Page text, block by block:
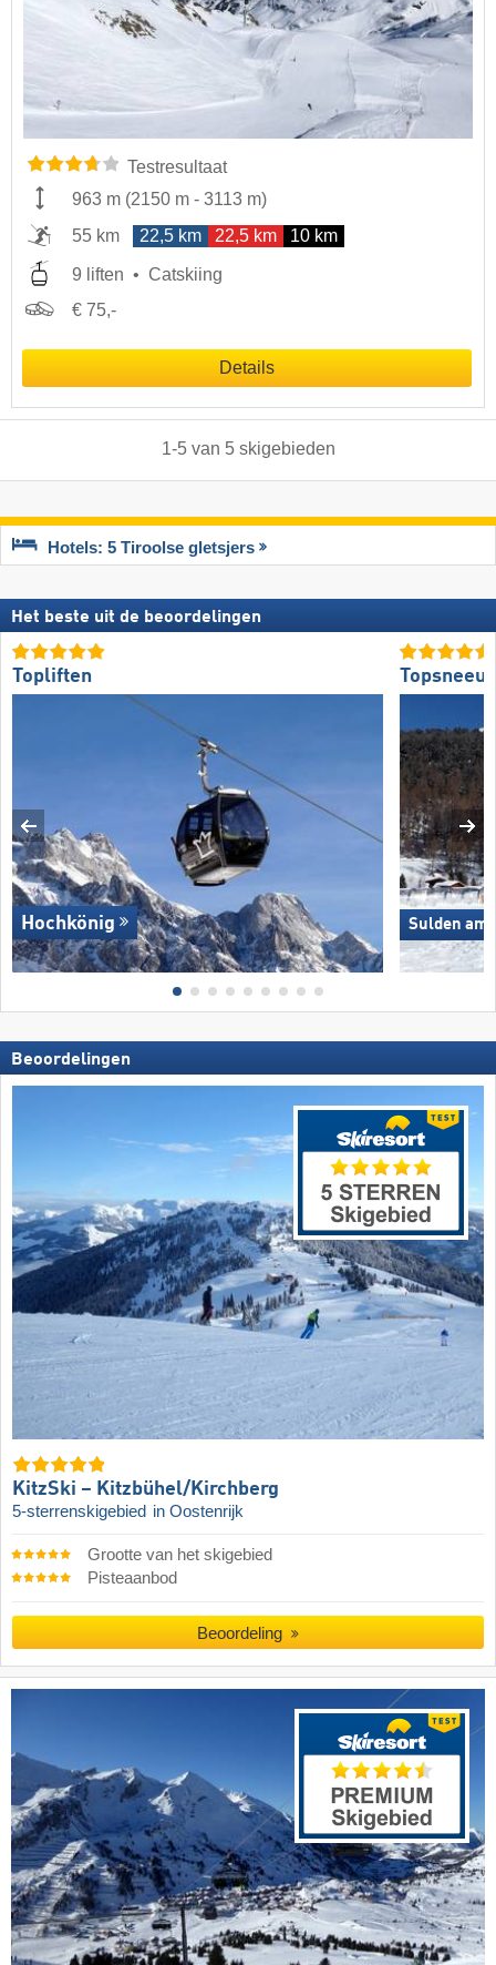
Testresultaat
963 m (2150 m - 3113 m)
55 km
22,5 km 22,5 km 10 km
9 liften
Catskiing
€ 75,-
Details
1-5van 5 skigebieden
Hotels: 5 Tiroolse gletsjers
Het beste uit de beoordelingen
Topliften
Hochkönig Sulden am
Beoordelingen
KitzSki – Kitzbühel/​Kirchberg
5-sterrenskigebied in Oostenrijk
Grootte van het skigebied
Pisteaanbod
Beoordeling